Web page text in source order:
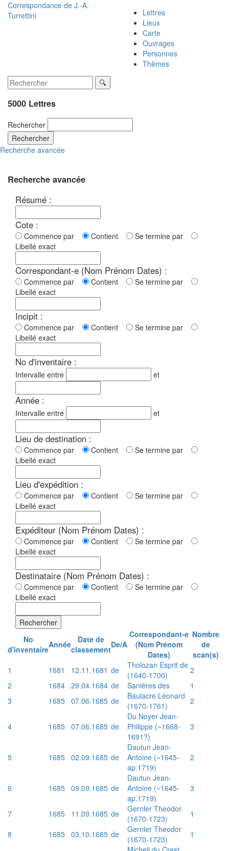
Correspondance de J.-A.
Turrettini
Lettres
Lieux
Carte
Ouvrages
Personnes
Thèmes
5000 Lettres
Rechercher
Rechercher
Recherche avancée
Recherche avancée
Résumé :
Cote :
Commence par Contient
Se termine par
Libellé exact
Correspondant-e (Nom Prénom Dates) :
Commence par Contient
Se termine par
Libellé exact
Incipit :
Commence par Contient
Se termine par
Libellé exact
No d'inventaire :
Intervalle entre et
Année :
Intervalle entre et
Lieu de destination :
Commence par Contient
Se termine par
Libellé exact
Lieu d'expédition :
Commence par Contient
Se termine par
Libellé exact
Expéditeur (Nom Prénom Dates) :
Commence par Contient
Se termine par
Libellé exact
Destinataire (Nom Prénom Dates) :
Commence par Contient
Se termine par
Libellé exact
Rechercher
No
d'inventaireAnnée
Date de
classementDe/A
Correspondant-e
(Nom Prénom
Dates)
Nombre
de
scan(s)
1
1681 12.11.1681 de
Tholozan Esprit de
(1640-1700)
2
2
1684 29.04.1684 de Sanières des
1
3
1685 07.06.1685 de
Baulacre Léonard
(1670-1761)
2
4 1685 07.06.1685 de
Du Noyer Jean-
Philippe (~1668-
1691?)
3
5 1685 02.09.1685 de
Dautun Jean-
Antoine (~1645-
ap.1719)
2
6 1685 09.09.1685 de
Dautun Jean-
Antoine (~1645-
ap.1719)
3
7 1685 11.09.1685 de
Gernler Theodor
(1670-1723)
1
8
1685 03.10.1685 de
Gernler Theodor
(1670-1723)
1